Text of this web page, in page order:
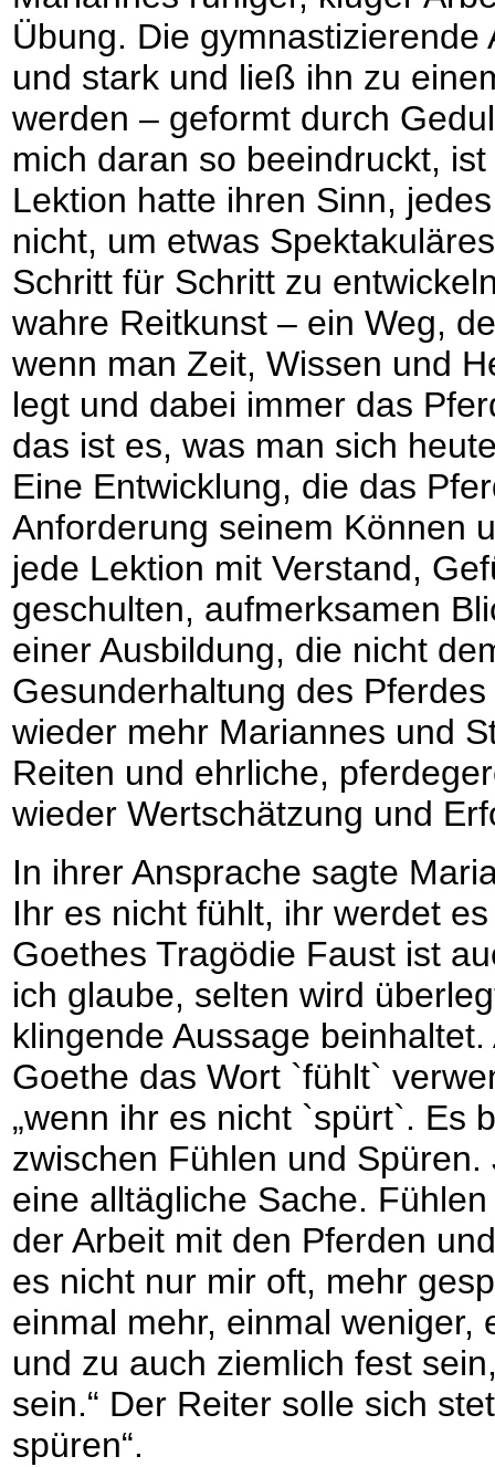
Übung. Die
und stark und ließ ihn zu
werden – geformt durch
mich daran so beeindruckt,
Lektion hatte ihren Sinn,
nicht, um etwas
Schritt für Schritt zu
wahre Reitkunst – ein Weg,
wenn man Zeit, Wissen und
legt und dabei immer das
das ist es, was man sich
Eine Entwicklung, die das
Anforderung seinem Können
jede Lektion mit Verstand,
geschulten, aufmerksamen
einer Ausbildung, die nicht
Gesunderhaltung des
wieder mehr Mariannes und
Reiten und ehrliche,
wieder Wertschätzung und
In ihrer Ansprache sagte
Ihr es nicht fühlt, ihr werdet
Goethes Tragödie Faust ist
ich glaube, selten wird
klingende Aussage
Goethe das Wort `fühlt`
„wenn ihr es nicht `spürt`. Es
zwischen Fühlen und
eine alltägliche Sache.
der Arbeit mit den Pferden
es nicht nur mir oft, mehr
einmal mehr, einmal weniger,
und zu auch ziemlich fest
sein.“ Der Reiter solle sich
spüren“.